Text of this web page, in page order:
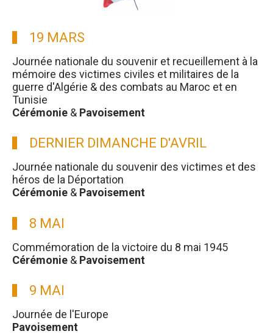
19 MARS
Journée nationale du souvenir et recueillement à la
mémoire des victimes civiles et militaires de la
guerre d'Algérie & des combats au Maroc et en
Tunisie
Cérémonie & Pavoisement
DERNIER DIMANCHE D'AVRIL
Journée nationale du souvenir des victimes et des
héros de la Déportation
Cérémonie & Pavoisement
8 MAI
Commémoration de la victoire du 8 mai 1945
Cérémonie & Pavoisement
9 MAI
Journée de l'Europe
Pavoisement